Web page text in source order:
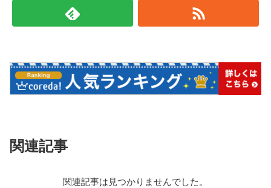
関連記事
関連記事は見つかりませんでした。